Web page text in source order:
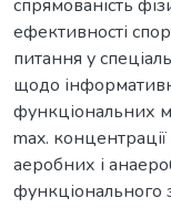
спрямованість
ефективності
питання у
щодо
функціональних
max.
аеробних і
функціонального